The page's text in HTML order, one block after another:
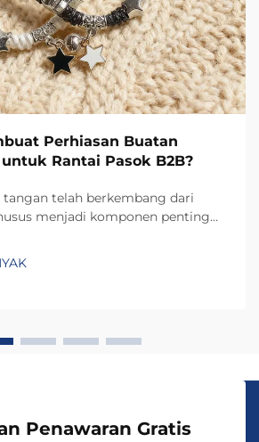
Perhiasan Buatan
Rantai Pasok B2B?
tangan telah berkembang dari
menjadi komponen penting
Kelayakan perhiasan
Penawaran Gratis